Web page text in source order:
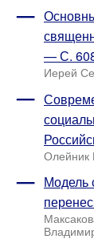
— С.
Иерей
Олейник
Модель